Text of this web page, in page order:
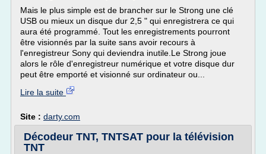
Mais le plus simple est de brancher sur le Strong une clé
USB ou mieux un disque dur 2,5 " qui enregistrera ce qui
aura été programmé. Tout les enregistrements pourront
être visionnés par la suite sans avoir recours à
l'enregistreur Sony qui deviendra inutile.Le Strong joue
alors le rôle d'enregistreur numérique et votre disque dur
peut être emporté et visionné sur ordinateur ou...
Lire la suite
Site : darty.com
Décodeur TNT, TNTSAT pour la télévision
TNT